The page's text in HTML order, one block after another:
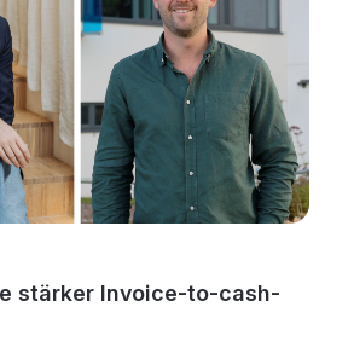
stärker Invoice-to-cash-